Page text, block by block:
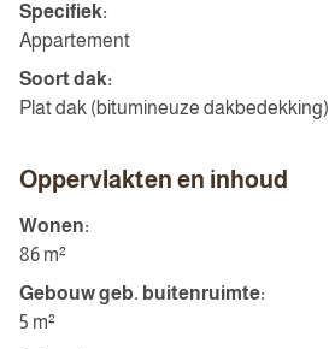
Specifiek:
Appartement
Soort dak:
Plat dak (bitumineuze dakbedekking)
Oppervlakten en inhoud
Wonen:
86 m²
Gebouw geb. buitenruimte:
5 m²